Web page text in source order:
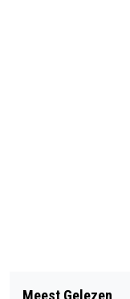
NOG
Meest Gelezen